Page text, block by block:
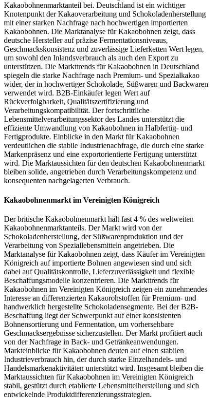
Kakaobohnenmarktanteil bei. Deutschland ist ein wichtiger
Knotenpunkt der Kakaoverarbeitung und Schokoladenherstellung
mit einer starken Nachfrage nach hochwertigen importierten
Kakaobohnen. Die Marktanalyse für Kakaobohnen zeigt, dass
deutsche Hersteller auf präzise Fermentationsniveaus,
Geschmackskonsistenz und zuverlässige Lieferketten Wert legen,
um sowohl den Inlandsverbrauch als auch den Export zu
unterstützen. Die Markttrends für Kakaobohnen in Deutschland
spiegeln die starke Nachfrage nach Premium- und Spezialkakao
wider, der in hochwertiger Schokolade, Süßwaren und Backwaren
verwendet wird. B2B-Einkäufer legen Wert auf
Rückverfolgbarkeit, Qualitätszertifizierung und
Verarbeitungskompatibilität. Der fortschrittliche
Lebensmittelverarbeitungssektor des Landes unterstützt die
effiziente Umwandlung von Kakaobohnen in Halbfertig- und
Fertigprodukte. Einblicke in den Markt für Kakaobohnen
verdeutlichen die stabile Industrienachfrage, die durch eine starke
Markenpräsenz und eine exportorientierte Fertigung unterstützt
wird. Die Marktaussichten für den deutschen Kakaobohnenmarkt
bleiben solide, angetrieben durch Verarbeitungskompetenz und
konsequenten nachgelagerten Verbrauch.
Kakaobohnenmarkt im Vereinigten Königreich
Der britische Kakaobohnenmarkt hält fast 4 % des weltweiten
Kakaobohnenmarktanteils. Der Markt wird von der
Schokoladenherstellung, der Süßwarenproduktion und der
Verarbeitung von Speziallebensmitteln angetrieben. Die
Marktanalyse für Kakaobohnen zeigt, dass Käufer im Vereinigten
Königreich auf importierte Bohnen angewiesen sind und sich
dabei auf Qualitätskontrolle, Lieferzuverlässigkeit und flexible
Beschaffungsmodelle konzentrieren. Die Markttrends für
Kakaobohnen im Vereinigten Königreich zeigen ein zunehmendes
Interesse an differenzierten Kakaorohstoffen für Premium- und
handwerklich hergestellte Schokoladensegmente. Bei der B2B-
Beschaffung liegt der Schwerpunkt auf einer konsistenten
Bohnensortierung und Fermentation, um vorhersehbare
Geschmacksergebnisse sicherzustellen. Der Markt profitiert auch
von der Nachfrage in Back- und Getränkeanwendungen.
Markteinblicke für Kakaobohnen deuten auf einen stabilen
Industrieverbrauch hin, der durch starke Einzelhandels- und
Handelsmarkenaktivitäten unterstützt wird. Insgesamt bleiben die
Marktaussichten für Kakaobohnen im Vereinigten Königreich
stabil, gestützt durch etablierte Lebensmittelherstellung und sich
entwickelnde Produktdifferenzierungsstrategien.